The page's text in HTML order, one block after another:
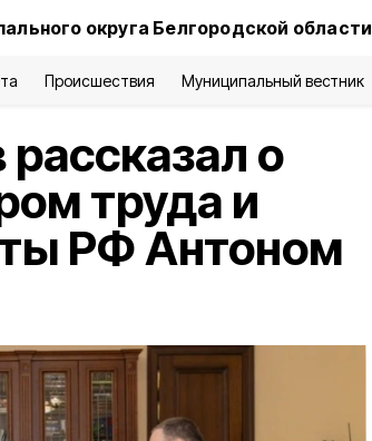
округа Белгородской области
Происшествия Муниципальный вестник
о
труда и
РФ Антоном